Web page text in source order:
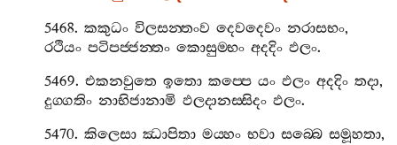
5468.කකුධං විලසන‍්තංව දෙවදෙවං නරාසභං,
රථියං පටිපජ‍්ජන‍්තං කොසුම‍්භං අදදිං ඵලං.
5469.එකනවුතෙ ඉතො කප‍්පෙ යං ඵලං අදදිං තදා,
දුග‍්ගතිං නාභිජානාමි ඵලදානස‍්සිදං ඵලං.
5470.කිලෙසා ඣාපිතා මය‍්හං භවා සබ‍්බෙ සමූහතා,